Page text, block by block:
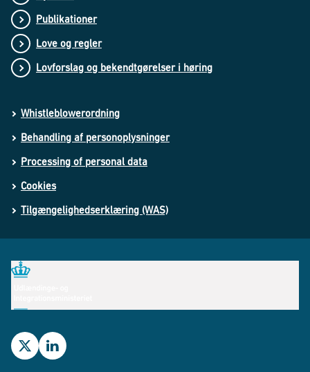
Publikationer
Love og regler
Lovforslag og bekendtgørelser i høring
Whistleblowerordning
Behandling af personoplysninger
Processing of personal data
Cookies
Tilgængelighedserklæring (WAS)
Udlændinge- og Integrationsministeriets Twitterprofil
Udlændinge- og Integrationsministeriets LinkedIn